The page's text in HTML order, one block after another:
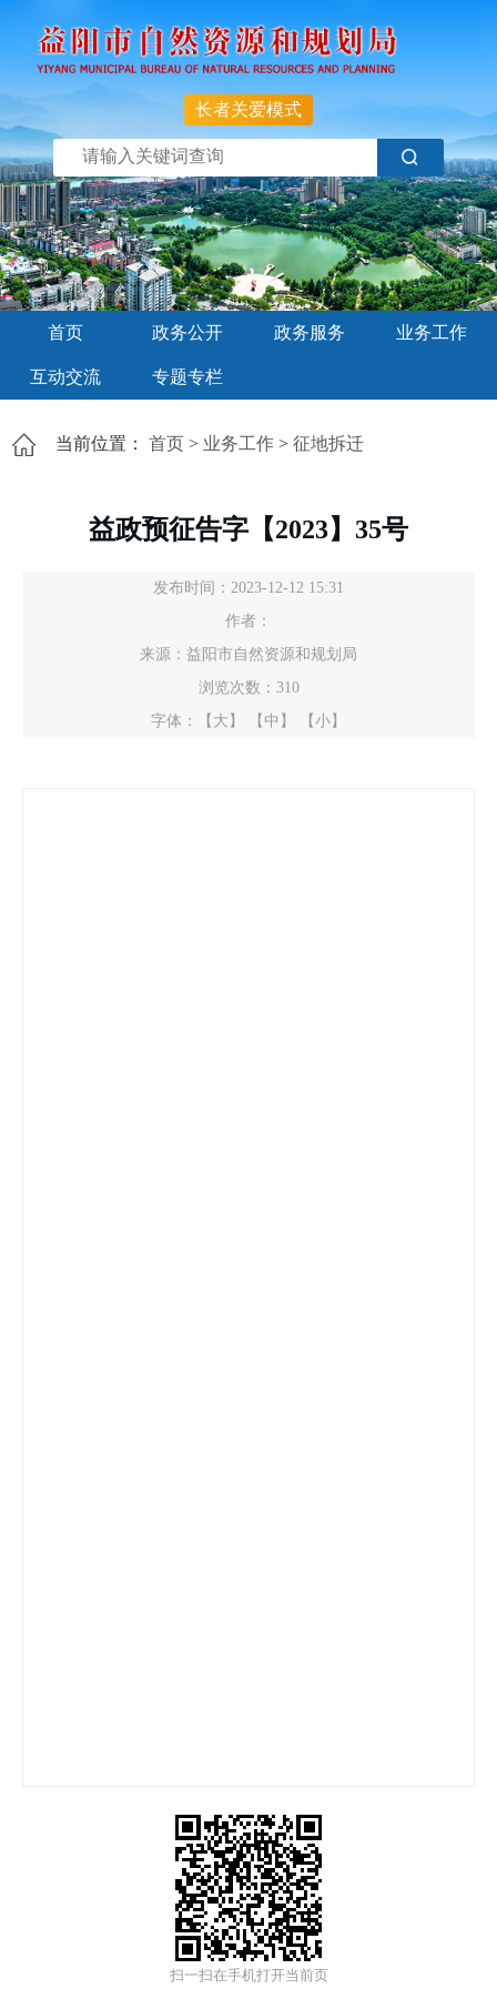
长者关爱模式
首页 政务公开 政务服务 业务工作
互动交流 专题专栏
当前位置： 首页 > 业务工作 > 征地拆迁
益政预征告字【2023】35号
发布时间：2023-12-12 15:31
作者：
来源：益阳市自然资源和规划局
浏览次数： 310
字体：
【大】 【中】 【小】
扫一扫在手机打开当前页